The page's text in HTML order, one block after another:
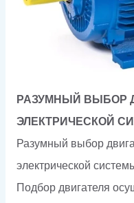
РАЗУМНЫЙ ВЫБОР
ЭЛЕКТРИЧЕСКОЙ
Разумный выбор
электрической
Подбор двигателя